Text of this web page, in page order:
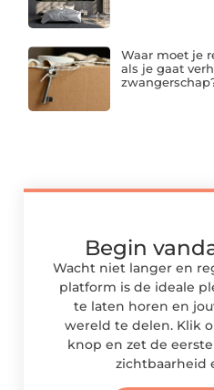
Waar moet je
als je gaat
Begin
Wacht niet langer en
platform is de ideale
te laten horen en
wereld te delen. Klik
knop en zet de
zichtbaarheid